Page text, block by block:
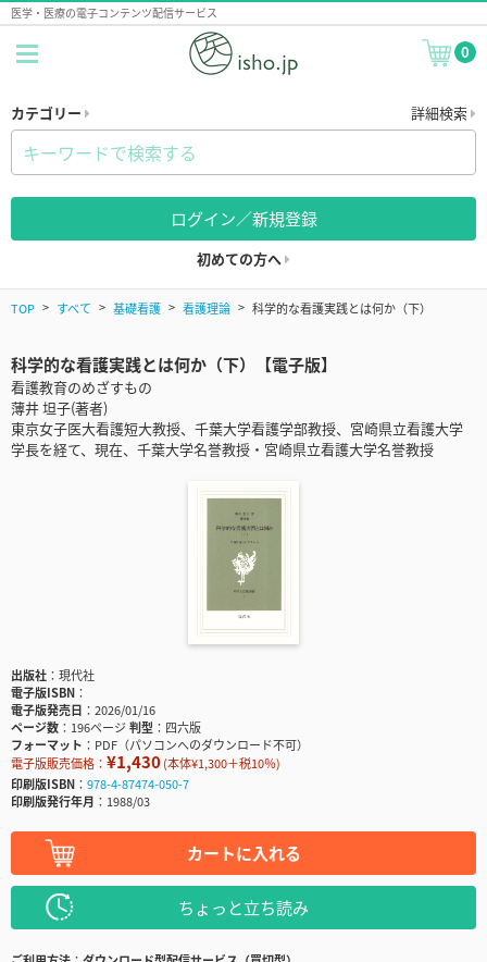
医学・医療の電子コンテンツ配信サービス
0
カテゴリー 詳細検索
ログイン／新規登録
初めての方へ
TOP すべて 基礎看護 看護理論 科学的な看護実践とは何か（下）
科学的な看護実践とは何か（下）【電子版】
看護教育のめざすもの
薄井 坦子(著者)
東京女子医大看護短大教授、千葉大学看護学部教授、宮崎県立看護大学
学長を経て、現在、千葉大学名誉教授・宮崎県立看護大学名誉教授
出版社
現代社
電子版ISBN
電子版発売日
2026/01/16
ページ数
196ページ判型
四六版
フォーマット
PDF（パソコンへのダウンロード不可）
電子版販売価格： ¥1,430(本体¥1,300＋税10％)
印刷版ISBN
978-4-87474-050-7
印刷版発行年月
1988/03
カートに入れる
ちょっと立ち読み